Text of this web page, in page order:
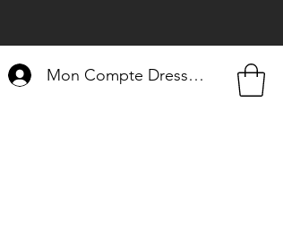
Mon Compte Dresseur